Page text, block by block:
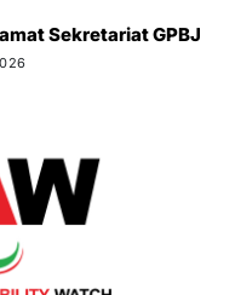
Sekretariat GPBJ